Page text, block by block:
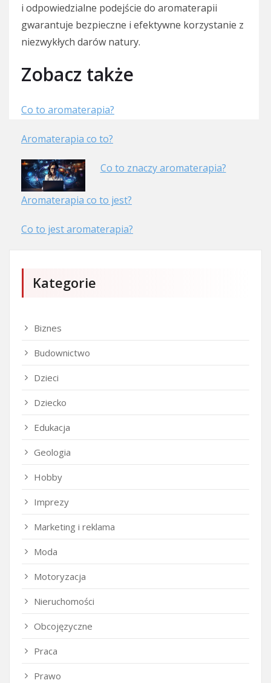
i odpowiedzialne podejście do aromaterapii
gwarantuje bezpieczne i efektywne korzystanie z
niezwykłych darów natury.
Zobacz także
Co to aromaterapia?
Aromaterapia co to?
Co to znaczy aromaterapia?
Aromaterapia co to jest?
Co to jest aromaterapia?
Kategorie
Biznes
Budownictwo
Dzieci
Dziecko
Edukacja
Geologia
Hobby
Imprezy
Marketing i reklama
Moda
Motoryzacja
Nieruchomości
Obcojęzyczne
Praca
Prawo